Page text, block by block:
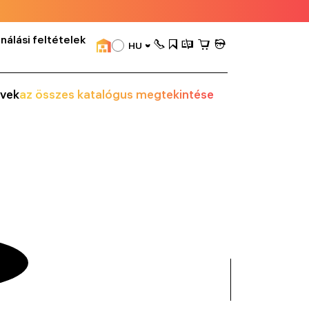
feltételek
HU
az összes katalógus megtekintése
mutatása